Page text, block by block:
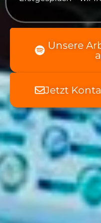
Unsere
Jetzt